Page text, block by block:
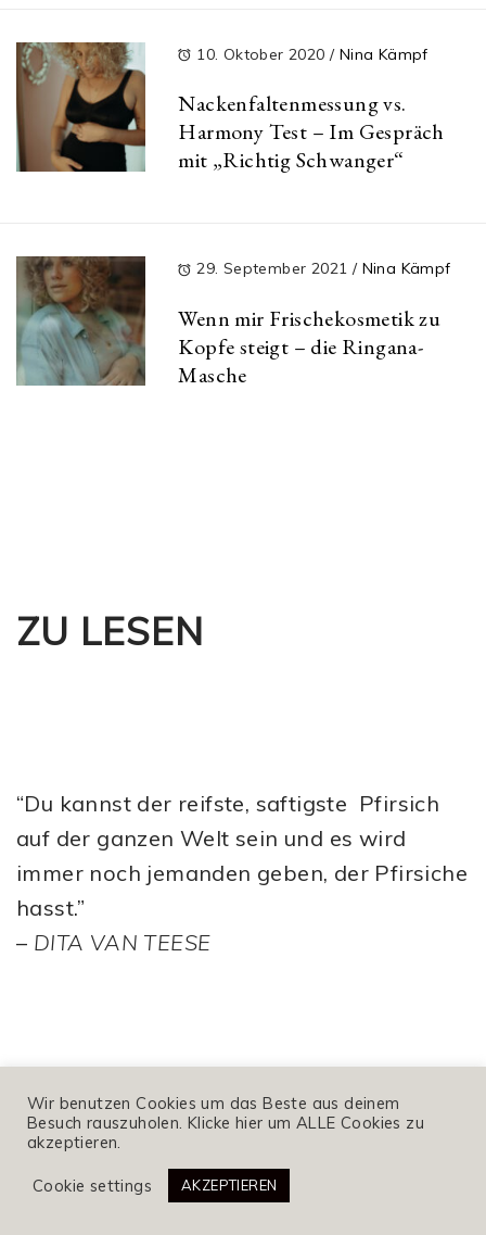
10. Oktober 2020 / Nina Kämpf
Nackenfaltenmessung vs.
Harmony Test – Im Gespräch
mit „Richtig Schwanger“
29. September 2021 / Nina Kämpf
Wenn mir Frischekosmetik zu
Kopfe steigt – die Ringana-
Masche
ZU LESEN
“Du kannst der reifste, saftigste Pfirsich
auf der ganzen Welt sein und es wird
immer noch jemanden geben, der Pfirsiche
hasst.”
– DITA VAN TEESE
Wir benutzen Cookies um das Beste aus deinem
Besuch rauszuholen. Klicke hier um ALLE Cookies zu
akzeptieren.
Cookie settings AKZEPTIEREN